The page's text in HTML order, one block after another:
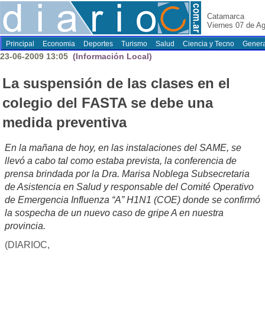
Catamarca
Viernes 07 de
Principal Economia Deportes Turismo Salud Ciencia y Tecno
23-06-2009 13:05 (Información Local)
La suspensión de las clases en el
colegio del FASTA se debe una
medida preventiva
En la mañana de hoy, en las instalaciones del SAME, se
llevó a cabo tal como estaba prevista, la conferencia de
prensa brindada por la Dra. Marisa Noblega Subsecretaria
de Asistencia en Salud y responsable del Comité Operativo
de Emergencia Influenza “A” H1N1 (COE) donde se confirmó
la sospecha de un nuevo caso de gripe A en nuestra
provincia.
(DIARIOC,